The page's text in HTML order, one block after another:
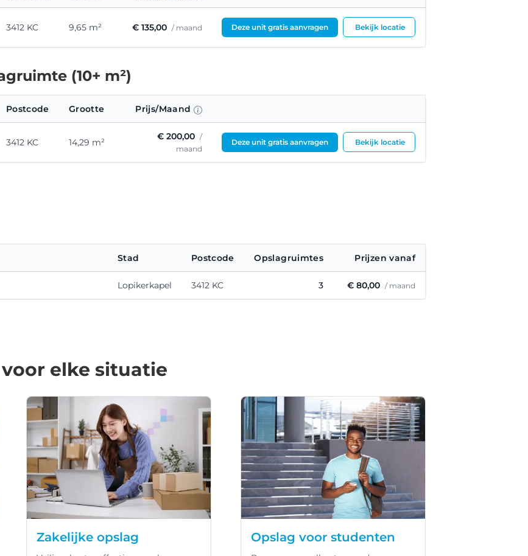
3412 KC 9,65 m² € 135,00 / maand Deze unit gratis aanvragen Bekijk locatie
(10+ m²)
Postcode Grootte Prijs/Maand
3412 KC 14,29 m²
€ 200,00 /
maand
Deze unit gratis aanvragen Bekijk locatie
Stad Postcode Opslagruimtes Prijzen vanaf
Lopikerkapel 3412 KC 3 € 80,00 / maand
elke situatie
Zakelijke opslag Opslag voor studenten